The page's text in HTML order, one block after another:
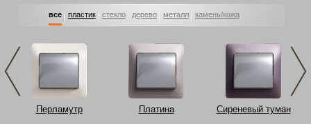
все пластик стекло дерево металл камень/кожа
Перламутр Платина Сиреневый туман